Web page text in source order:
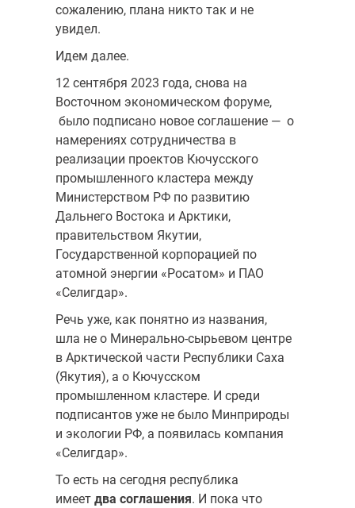
сожалению, плана никто так и не
увидел.
Идем далее.
12 сентября 2023 года, снова на
Восточном экономическом форуме,
было подписано новое соглашение — о
намерениях сотрудничества в
реализации проектов Кючусского
промышленного кластера между
Министерством РФ по развитию
Дальнего Востока и Арктики,
правительством Якутии,
Государственной корпорацией по
атомной энергии «Росатом» и ПАО
«Селигдар».
Речь уже, как понятно из названия,
шла не о Минерально-сырьевом центре
в Арктической части Республики Саха
(Якутия), а о Кючусском
промышленном кластере. И среди
подписантов уже не было Минприроды
и экологии РФ, а появилась компания
«Селигдар».
То есть на сегодня республика
имеетдва соглашения. И пока что